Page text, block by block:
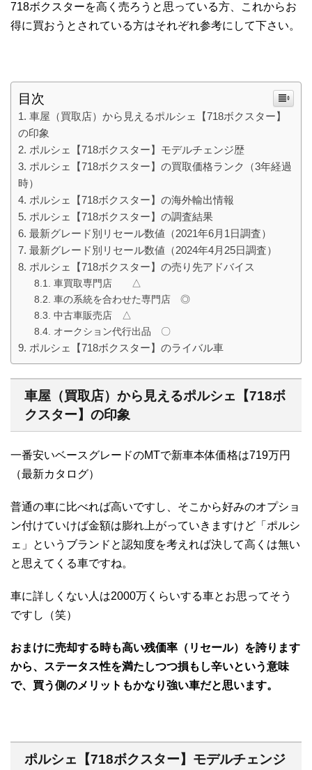
718ボクスターを高く売ろうと思っている方、これからお
得に買おうとされている方はそれぞれ参考にして下さい。
目次
車屋（買取店）から見えるポルシェ【718ボクスター】
の印象
ポルシェ【718ボクスター】モデルチェンジ歴
ポルシェ【718ボクスター】の買取価格ランク（3年経過
時）
ポルシェ【718ボクスター】の海外輸出情報
ポルシェ【718ボクスター】の調査結果
最新グレード別リセール数値（2021年6月1日調査）
最新グレード別リセール数値（2024年4月25日調査）
ポルシェ【718ボクスター】の売り先アドバイス
車買取専門店 △
車の系統を合わせた専門店 ◎
中古車販売店 △
オークション代行出品 〇
ポルシェ【718ボクスター】のライバル車
車屋（買取店）から見えるポルシェ【718ボ
クスター】の印象
一番安いベースグレードのMTで新車本体価格は719万円
（最新カタログ）
普通の車に比べれば高いですし、そこから好みのオプショ
ン付けていけば金額は膨れ上がっていきますけど「ポルシ
ェ」というブランドと認知度を考えれば決して高くは無い
と思えてくる車ですね。
車に詳しくない人は2000万くらいする車とお思ってそう
ですし（笑）
おまけに売却する時も高い残価率（リセール）を誇ります
から、ステータス性を満たしつつ損もし辛いという意味
で、買う側のメリットもかなり強い車だと思います。
ポルシェ【718ボクスター】モデルチェンジ